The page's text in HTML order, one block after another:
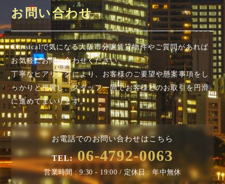
お問い合わせ
Classicalで気になる大阪市分譲賃貸物件やご質問があれば
お気軽にお問い合わせください。
丁寧なヒアリングにより、お客様のご要望や懸案事項を し
っかりと把握し、スタッフ一同でお客様とのお取引を円滑
に進めてまいります。
お電話でのお問い合わせはこちら
TEL: 06-4792-0063
営業時間 : 9:30 - 19:00 / 定休日 : 年中無休